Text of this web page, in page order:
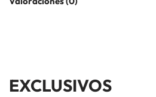
EXCLUSIVOS